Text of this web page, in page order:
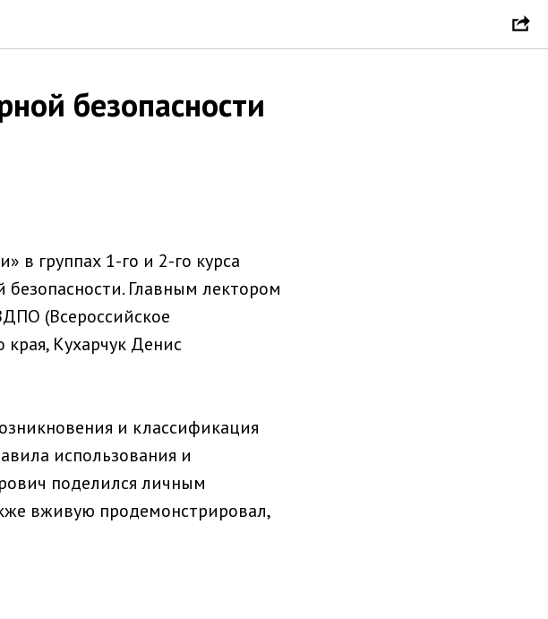
безопасности
в группах 1-го и 2-го курса
Главным лектором
(Всероссийское
Кухарчук Денис
и классификация
использования и
поделился личным
вживую продемонстрировал,